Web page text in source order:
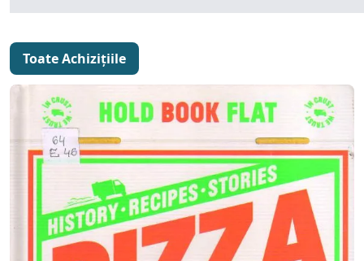
Toate Achizițiile